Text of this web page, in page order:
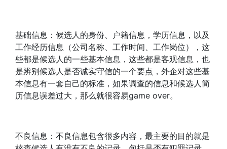
基础信息：候选人的身份、户籍信息，学历信息，以及
工作经历信息（公司名称、工作时间、工作岗位），这
些都是候选人的一些基本信息，这些都是客观信息，也
是辨别候选人是否诚实守信的一个要点，外企对这些基
本信息有一套自己的标准，如果调查的信息和候选人简
历信息误差过大，那么就很容易game over。
不良信息：不良信息包含很多内容，最主要的目的就是